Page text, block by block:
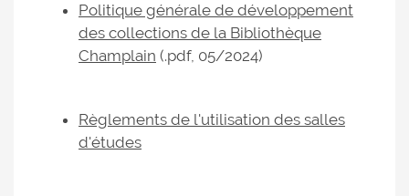
Politique générale de développement
des collections de la Bibliothèque
Champlain (.pdf, 05/2024)
Règlements de l'utilisation des salles
d'études